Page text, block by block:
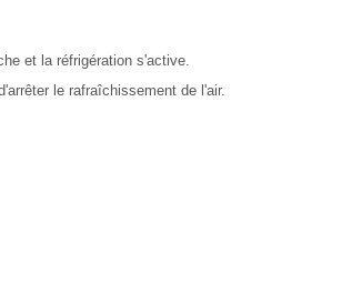
et la réfrigération s'active.
le rafraîchissement de l'air.